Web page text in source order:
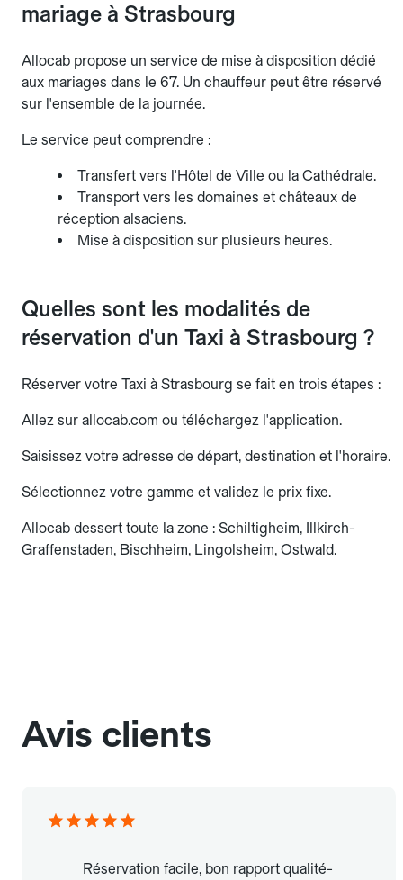
mariage à Strasbourg
Allocab propose un service de mise à disposition dédié
aux mariages dans le 67. Un chauffeur peut être réservé
sur l'ensemble de la journée.
Le service peut comprendre :
Transfert vers l'Hôtel de Ville ou la Cathédrale.
Transport vers les domaines et châteaux de
réception alsaciens.
Mise à disposition sur plusieurs heures.
Quelles sont les modalités de
réservation d'un Taxi à Strasbourg ?
Réserver votre Taxi à Strasbourg se fait en trois étapes :
Allez sur allocab.com ou téléchargez l'application.
Saisissez votre adresse de départ, destination et l'horaire.
Sélectionnez votre gamme et validez le prix fixe.
Allocab dessert toute la zone : Schiltigheim, Illkirch-
Graffenstaden, Bischheim, Lingolsheim, Ostwald.
Avis clients
Réservation facile, bon rapport qualité-